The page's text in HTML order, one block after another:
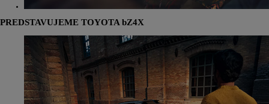
PREDSTAVUJEME TOYOTA bZ4X